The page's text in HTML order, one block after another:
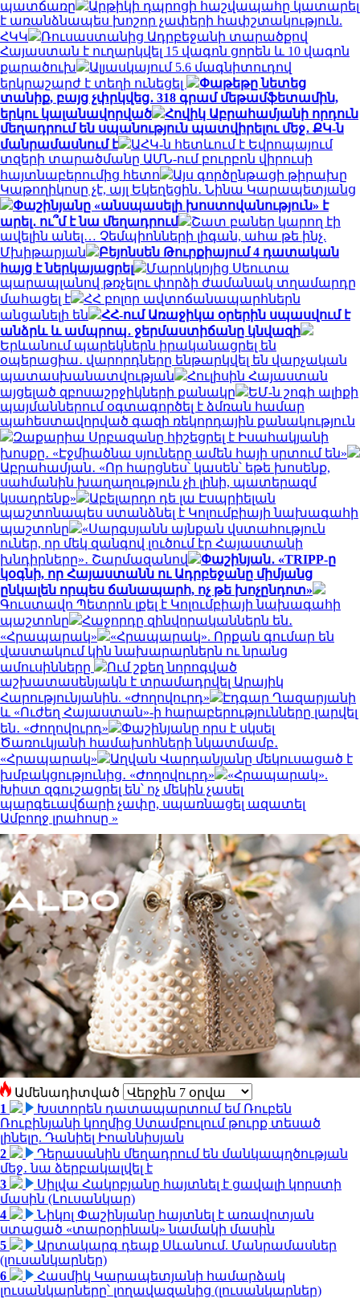
պատճառը
Արթիկի դպրոցի հաշվապահը կատարել
է առանձնապես խոշոր չափերի հափշտակություն.
ՀԿԿ
Ռուսաստանից Ադրբեջանի տարածքով
Հայաստան է ուղարկվել 15 վագոն ցորեն և 10 վագոն
քարածուխ
Ալյասկայում 5.6 մագնիտուդով
երկրաշարժ է տեղի ունեցել
Փաթեթը նետեց
տանիք, բայց չփրկվեց․ 318 գրամ մեթամֆետամին,
երկու կալանավորված
Հովիկ Աբրահամյանի որդուն
մեղադրում են սպանություն պատվիրելու մեջ․ ՔԿ-ն
մանրամասնում է
ԱՀԿ-ն հետևում է Եվրոպայում
տզերի տարածմանը ԱՄՆ-ում բուրբոն վիրուսի
հայտնաբերումից հետո
Այս գործընթացի թիրախը
Կաթողիկոսը չէ, այլ Եկեղեցին․ Նինա Կարապետյանց
Փաշինյանը «անսպասելի խոստովանություն» է
արել․ ու՞մ է նա մեղադրում
Շատ բաներ կարող էի
ավելին անել… Չեմպիոնների լիգան, ահա թե ինչ.
Մխիթարյան
Բեյոնսեն Թուրքիայում 4 դատական
հայց է ներկայացրել
Մարոկկոյից Սեուտա
պարապլանով թռչելու փորձի ժամանակ տղամարդը
մահացել է
ՀՀ բոլոր ավտոճանապարհներն
անցանելի են
ՀՀ-ում Առաջիկա օրերին սպասվում է
անձրև և ամպրոպ․ ջերմաստիճանը կնվազի
Երևանում պարեկներն իրականացրել են
օպերացիա․ վարորդները ենթարկվել են վարչական
պատասխանատվության
Հուլիսին Հայաստան
այցելած զբոսաշրջիկների քանակը
ԵՄ-ն շոգի ալիքի
պայմաններում օգտագործել է ձմռան համար
պահեստավորված գազի ռեկորդային քանակություն
Զաքարիա Սրբազանը հիշեցրել է Իսահակյանի
խոսքը․ «Էջմիածնա սյուները ամեն հայի սրտում են»
Աբրահամյան․ «Որ հարցնես՝ կասեն՝ եթե խոսենք,
սահմանին խաղաղություն չի լինի, պատերազմ
կսադրենք»
Աբելարդո դե լա Էսպրիելան
պաշտոնապես ստանձնել է Կոլումբիայի նախագահի
պաշտոնը
«Սարգսյանն այնքան վստահություն
ուներ, որ մեկ զանգով լուծում էր Հայաստանի
խնդիրները»․ Շարմազանով
Փաշինյան․ «TRIPP-ը
կօգնի, որ Հայաստանն ու Ադրբեջանը միմյանց
ընկալեն որպես ճանապարհ, ոչ թե խոչընդոտ»
Գուստավո Պետրոն լքել է Կոլումբիայի նախագահի
պաշտոնը
Հաջորդը զինվորականներն են․
«Հրապարակ»
«Հրապարակ». Որքան գումար են
վաստակում կին նախարարներն ու նրանց
ամուսինները
Ում շքեղ նորոգված
աշխատասենյակն է տրամադրվել Արայիկ
Հարությունյանին. «Ժողովուրդ»
Էդգար Ղազարյանի
և «Ուժեղ Հայաստան»-ի հարաբերությունները լարվել
են․ «Ժողովուրդ»
Փաշինյանը որս է սկսել
Ծառուկյանի համախոհների նկատմամբ․
«Հրապարակ»
Աղվան Վարդանյանը մեկուսացած է
խմբակցությունից․ «Ժողովուրդ»
«Հրապարակ».
Խիստ զգուշացրել են՝ ոչ մեկին չասել
պարգեւավճարի չափը, սպառնացել ազատել
Ամբողջ լրահոսը »
Ամենադիտված
1
Խստորեն դատապարտում եմ Ռուբեն
Ռուբինյանի կողմից Ստամբուլում թուրք տեսած
լինելը. Դանիել Իոաննիսյան
2
Դերասանին մեղադրում են մանկապղծության
մեջ․ նա ձերբակալվել է
3
Սիլվա Հակոբյանը հայտնել է ցավալի կորստի
մասին (Լուսանկար)
4
Նիկոլ Փաշինյանը հայտնել է առավոտյան
ստացած «տարօրինակ» նամակի մասին
5
Արտակարգ դեպք Սևանում. Մանրամասներ
(լուսանկարներ)
6
Հասմիկ Կարապետյանի համարձակ
լուսանկարները՝ լողավազանից (լուսանկարներ)